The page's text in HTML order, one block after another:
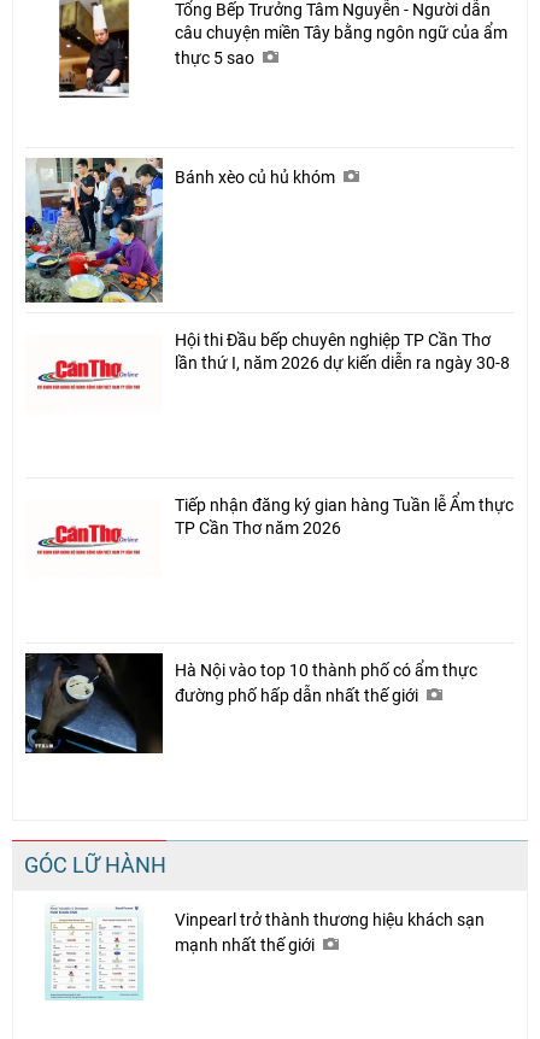
Tổng Bếp Trưởng Tâm Nguyễn - Người dẫn
câu chuyện miền Tây bằng ngôn ngữ của ẩm
thực 5 sao
Bánh xèo củ hủ khóm
Hội thi Đầu bếp chuyên nghiệp TP Cần Thơ
lần thứ I, năm 2026 dự kiến diễn ra ngày 30-8
Tiếp nhận đăng ký gian hàng Tuần lễ Ẩm thực
TP Cần Thơ năm 2026
Hà Nội vào top 10 thành phố có ẩm thực
đường phố hấp dẫn nhất thế giới
GÓC LỮ HÀNH
Vinpearl trở thành thương hiệu khách sạn
mạnh nhất thế giới